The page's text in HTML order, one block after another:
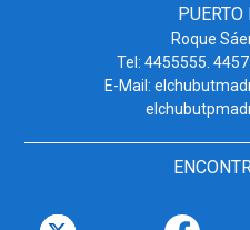
Roque
Tel: 4455555.
E-Mail: